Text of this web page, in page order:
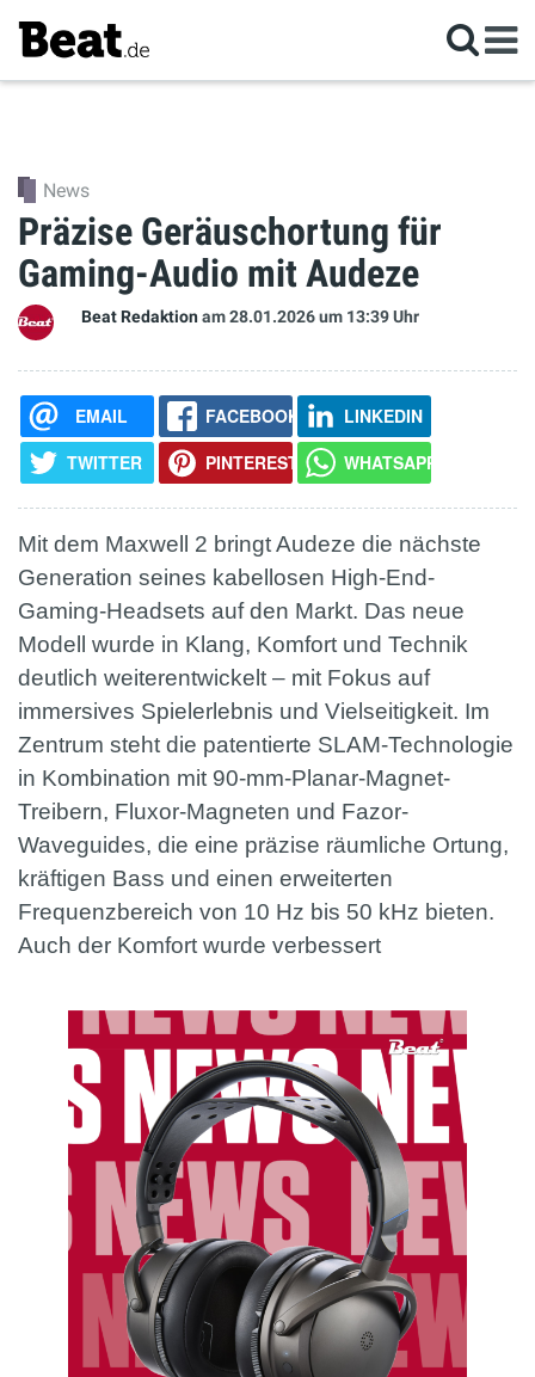
News
Präzise Geräuschortung für
Gaming-Audio mit Audeze
Beat Redaktionam 28.01.2026um 13:39 Uhr
EMAIL FACEBOOK
LINKEDIN
TWITTER
PINTEREST WHATSAPP
Mit dem Maxwell 2 bringt Audeze die nächste
Generation seines kabellosen High-End-
Gaming-Headsets auf den Markt. Das neue
Modell wurde in Klang, Komfort und Technik
deutlich weiterentwickelt – mit Fokus auf
immersives Spielerlebnis und Vielseitigkeit. Im
Zentrum steht die patentierte SLAM-Technologie
in Kombination mit 90-mm-Planar-Magnet-
Treibern, Fluxor-Magneten und Fazor-
Waveguides, die eine präzise räumliche Ortung,
kräftigen Bass und einen erweiterten
Frequenzbereich von 10 Hz bis 50 kHz bieten.
Auch der Komfort wurde verbessert